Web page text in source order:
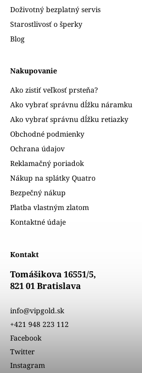
Doživotný bezplatný servis
Starostlivosť o šperky
Blog
Nakupovanie
Ako zistiť veľkosť prsteňa?
Ako vybrať správnu dĺžku náramku
Ako vybrať správnu dĺžku retiazky
Obchodné podmienky
Ochrana údajov
Reklamačný poriadok
Nákup na splátky Quatro
Bezpečný nákup
Platba vlastným zlatom
Kontaktné údaje
Kontakt
Tomášikova 16551/5,
821 01 Bratislava
info@vipgold.sk
+421 948 223 112
Facebook
Twitter
Instagram